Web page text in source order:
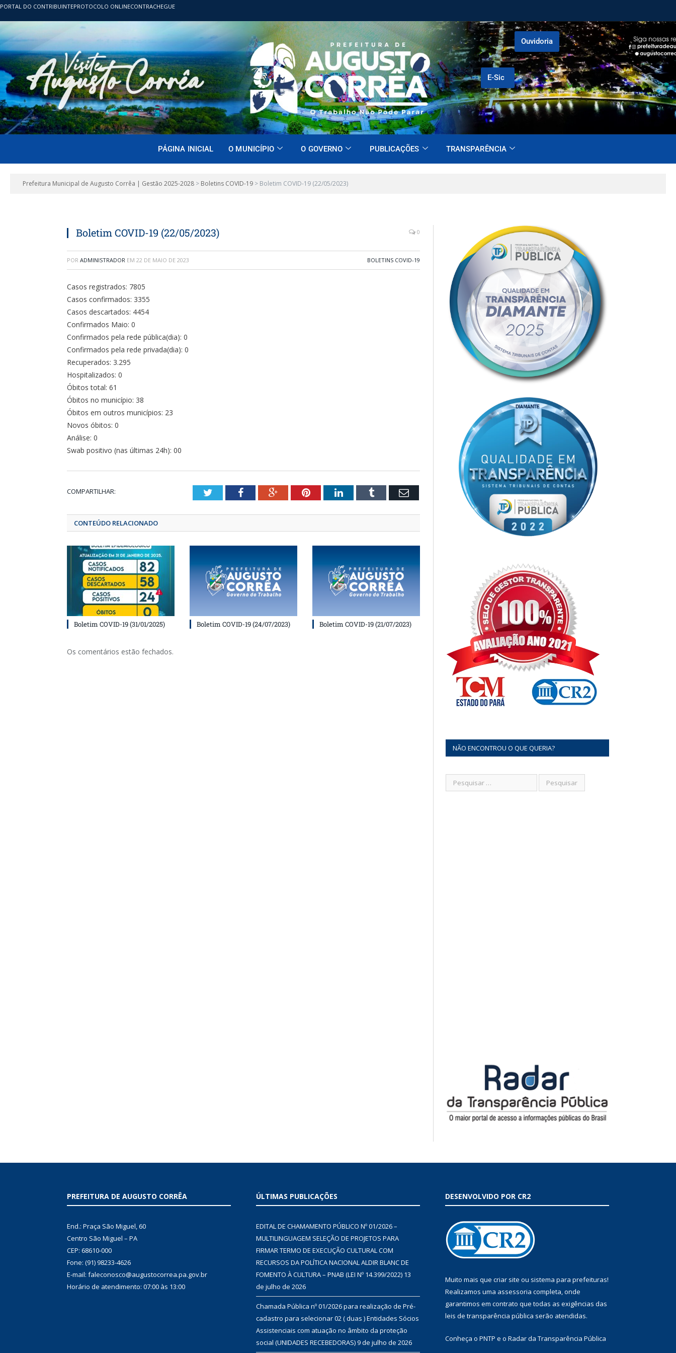
PORTAL DO CONTRIBUINTEPROTOCOLO ONLINECONTRACHEGUE
E-Sic
Ouvidoria
PÁGINA INICIAL O MUNICÍPIO O GOVERNO PUBLICAÇÕES TRANSPARÊNCIA
Prefeitura Municipal de Augusto Corrêa | Gestão 2025-2028 > Boletins COVID-19 > Boletim COVID-19 (22/05/2023)
Boletim COVID-19 (22/05/2023) 0
POR ADMINISTRADOR EM 22 DE MAIO DE 2023 BOLETINS COVID-19
Casos registrados: 7805
Casos confirmados: 3355
Casos descartados: 4454
Confirmados Maio: 0
Confirmados pela rede pública(dia): 0
Confirmados pela rede privada(dia): 0
Recuperados: 3.295
Hospitalizados: 0
Óbitos total: 61
Óbitos no município: 38
Óbitos em outros municípios: 23
Novos óbitos: 0
Análise: 0
Swab positivo (nas últimas 24h): 00
COMPARTILHAR: TwitterFacebookGoogle+Pinterest
LinkedInTumblrEmail
CONTEÚDO RELACIONADO
Boletim COVID-19 (31/01/2025) Boletim COVID-19 (24/07/2023) Boletim COVID-19 (21/07/2023)
Os comentários estão fechados.
NÃO ENCONTROU O QUE QUERIA?
PREFEITURA DE AUGUSTO CORRÊA
End.: Praça São Miguel, 60
Centro São Miguel – PA
CEP: 68610-000
Fone: (91) 98233-4626
E-mail: faleconosco@augustocorrea.pa.gov.br
Horário de atendimento: 07:00 às 13:00
ÚLTIMAS PUBLICAÇÕES
EDITAL DE CHAMAMENTO PÚBLICO Nº 01/2026 –
MULTILINGUAGEM SELEÇÃO DE PROJETOS PARA
FIRMAR TERMO DE EXECUÇÃO CULTURAL COM
RECURSOS DA POLÍTICA NACIONAL ALDIR BLANC DE
FOMENTO À CULTURA – PNAB (LEI Nº 14.399/2022) 13
de julho de 2026
Chamada Pública nº 01/2026 para realização de Pré-
cadastro para selecionar 02 ( duas ) Entidades Sócios
Assistenciais com atuação no âmbito da proteção
social (UNIDADES RECEBEDORAS)9 de julho de 2026
DESENVOLVIDO POR CR2
Muito mais que criar site ou sistema para prefeituras!
Realizamos uma assessoria completa, onde
garantimos em contrato que todas as exigências das
leis de transparência pública serão atendidas.
Conheça o PNTP e o Radar da Transparência Pública